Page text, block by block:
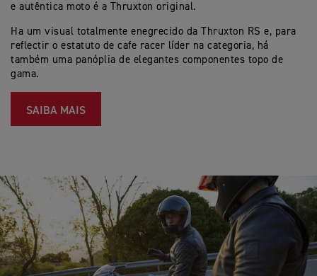
e autêntica moto é a Thruxton original.
Ha um visual totalmente enegrecido da Thruxton RS e, para
reflectir o estatuto de cafe racer líder na categoria, há
também uma panóplia de elegantes componentes topo de
gama.
SAIBA MAIS